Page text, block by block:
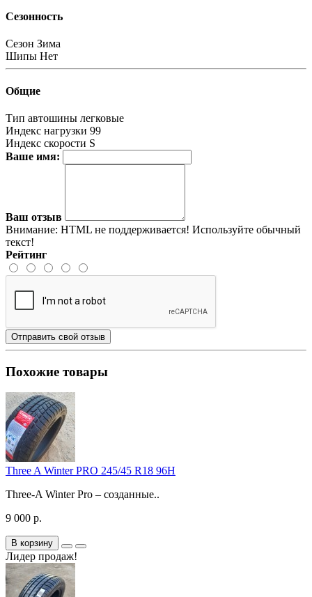
Сезонность
Сезон Зима
Шипы Нет
Общие
Тип автошины легковые
Индекс нагрузки 99
Индекс скорости S
Ваше имя:
Ваш отзыв
Внимание: HTML не поддерживается! Используйте обычный
текст!
Рейтинг
Отправить свой отзыв
Похожие товары
Three A Winter PRO 245/45 R18 96H
Three-A Winter Pro – созданные..
9 000 р.
В корзину
Лидер продаж!